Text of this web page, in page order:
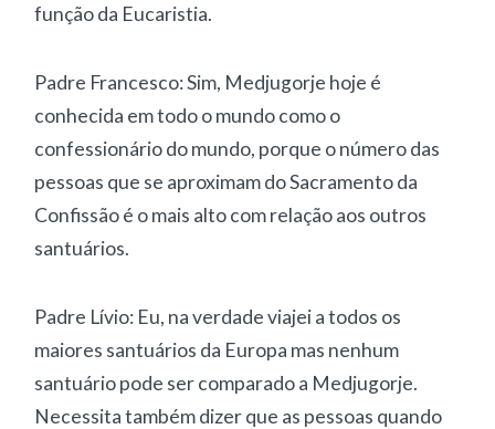
função da Eucaristia.
Padre Francesco: Sim, Medjugorje hoje é
conhecida em todo o mundo como o
confessionário do mundo, porque o número das
pessoas que se aproximam do Sacramento da
Confissão é o mais alto com relação aos outros
santuários.
Padre Lívio: Eu, na verdade viajei a todos os
maiores santuários da Europa mas nenhum
santuário pode ser comparado a Medjugorje.
Necessita também dizer que as pessoas quando